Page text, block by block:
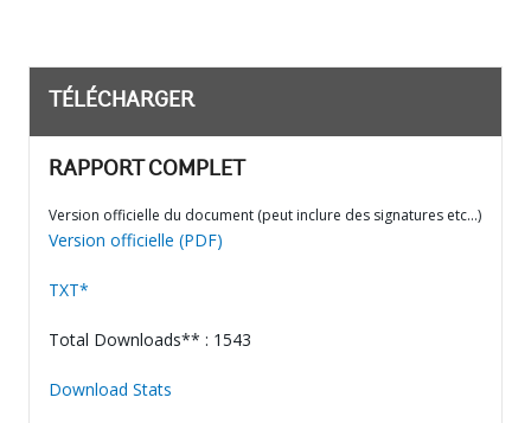
TÉLÉCHARGER
RAPPORT COMPLET
Version officielle du document (peut inclure des signatures etc…)
Version officielle (PDF)
TXT*
Total Downloads** : 1543
Download Stats